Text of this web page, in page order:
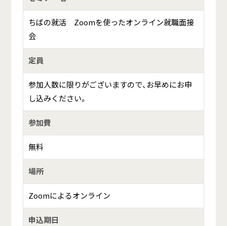
ちばの就活 Zoomを使ったオンライン就職面接
会
定員
参加人数に限りがございますので、お早めにお申
し込みください。
参加費
無料
場所
Zoomによるオンライン
申込期日